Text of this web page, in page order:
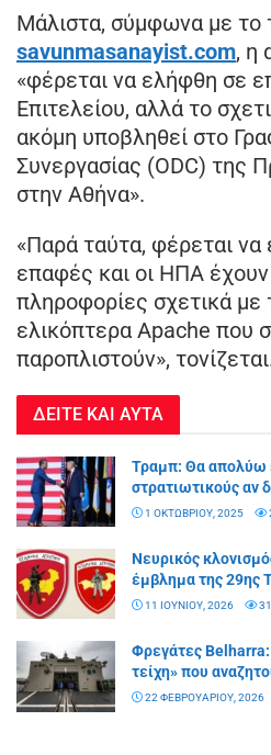
Μάλιστα, σύμφωνα με το
savunmasanayist.com, η
«φέρεται να ελήφθη σε
Επιτελείου, αλλά το
ακόμη υποβληθεί στο
Συνεργασίας (ODC) της
στην Αθήνα».
«Παρά ταύτα, φέρεται να
επαφές και οι ΗΠΑ
πληροφορίες σχετικά με
ελικόπτερα Apache που
παροπλιστούν»,
ΔΕΙΤΕ ΚΑΙ ΑΥΤΑ
Τραμπ: Θα απολύω
στρατιωτικούς αν
1 ΟΚΤΩΒΡΊΟΥ, 2025
Νευρικός
έμβλημα της 29ης
11 ΙΟΥΝΊΟΥ, 2026
Φρεγάτες Belharra:
τείχη» που
22 ΦΕΒΡΟΥΑΡΊΟΥ, 2026